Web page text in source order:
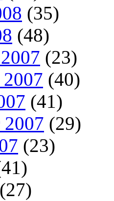
(35)
(48)
(23)
(40)
(41)
2007 (29)
(23)
(27)